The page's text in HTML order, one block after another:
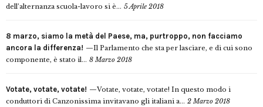
dell’alternanza scuola-lavoro si è... 5 Aprile 2018
8 marzo, siamo la metà del Paese, ma, purtroppo, non facciamo
ancora la differenza!
Il Parlamento che sta per lasciare, e di cui sono
componente, è stato il... 8 Marzo 2018
Votate, votate, votate!
Votate, votate, votate! In questo modo i
conduttori di Canzonissima invitavano gli italiani a... 2 Marzo 2018